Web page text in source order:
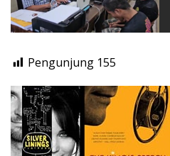
Pengunjung 155